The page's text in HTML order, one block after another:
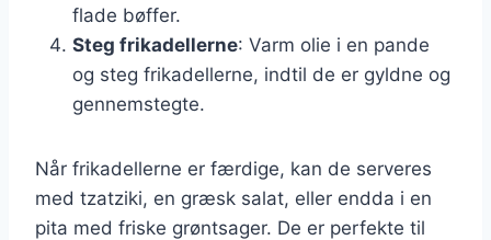
flade bøffer.
Steg frikadellerne: Varm olie i en pande
og steg frikadellerne, indtil de er gyldne og
gennemstegte.
Når frikadellerne er færdige, kan de serveres
med tzatziki, en græsk salat, eller endda i en
pita med friske grøntsager. De er perfekte til